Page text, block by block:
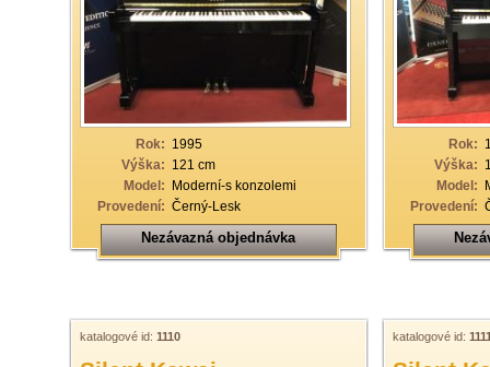
Rok: 1995
Výška: 121 cm
Model: Moderní-s konzolemi
Provedení: Černý-Lesk
Nezávazná objednávka
Rok:
Výška:
Model:
Provedení:
katalogové id: 1110 katalogové id: